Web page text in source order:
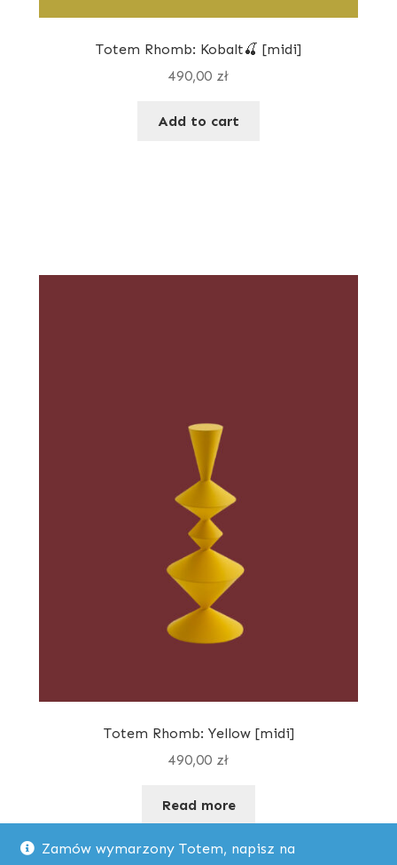
Totem Rhomb: Kobalt🍒 [midi]
490,00 zł
Add to cart
Totem Rhomb: Yellow [midi]
490,00 zł
Read more
Zamów wymarzony Totem, napisz na